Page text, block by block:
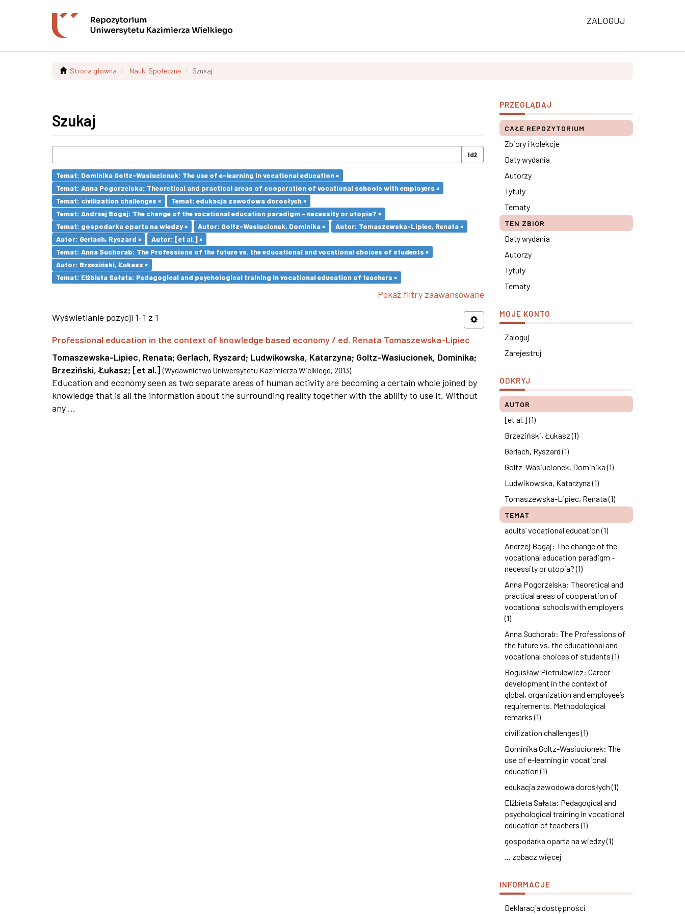
ZALOGUJ
Strona główna Nauki Społeczne Szukaj
Szukaj
Idź
Temat: Dominika Goltz-Wasiucionek: The use of e-learning in vocational education ×
Temat: Anna Pogorzelska: Theoretical and practical areas of cooperation of vocational schools with employers ×
Temat: civilization challenges ×
Temat: edukacja zawodowa dorosłych ×
Temat: Andrzej Bogaj: The change of the vocational education paradigm - necessity or utopia? ×
Temat: gospodarka oparta na wiedzy ×
Autor: Goltz-Wasiucionek, Dominika ×
Autor: Tomaszewska-Lipiec, Renata ×
Autor: Gerlach, Ryszard ×
Autor: [et al.] ×
Temat: Anna Suchorab: The Professions of the future vs. the educational and vocational choices of students ×
Autor: Brzeziński, Łukasz ×
Temat: Elżbieta Sałata: Pedagogical and psychological training in vocational education of teachers ×
Pokaż filtry zaawansowane
Wyświetlanie pozycji 1-1 z 1
Professional education in the context of knowledge based economy / ed. Renata Tomaszewska-Lipiec
Tomaszewska-Lipiec, Renata; Gerlach, Ryszard; Ludwikowska, Katarzyna; Goltz-Wasiucionek, Dominika;
Brzeziński, Łukasz; [et al.] (Wydawnictwo Uniwersytetu Kazimierza Wielkiego, 2013)
Education and economy seen as two separate areas of human activity are becoming a certain whole joined by
knowledge that is all the information about the surrounding reality together with the ability to use it. Without
any ...
PRZEGLĄDAJ
CAŁE REPOZYTORIUM
Zbiory i kolekcje
Daty wydania
Autorzy
Tytuły
Tematy
TEN ZBIÓR
Daty wydania
Autorzy
Tytuły
Tematy
MOJE KONTO
Zaloguj
Zarejestruj
ODKRYJ
AUTOR
[et al.] (1)
Brzeziński, Łukasz (1)
Gerlach, Ryszard (1)
Goltz-Wasiucionek, Dominika (1)
Ludwikowska, Katarzyna (1)
Tomaszewska-Lipiec, Renata (1)
TEMAT
adults’ vocational education (1)
Andrzej Bogaj: The change of the
vocational education paradigm -
necessity or utopia? (1)
Anna Pogorzelska: Theoretical and
practical areas of cooperation of
vocational schools with employers
(1)
Anna Suchorab: The Professions of
the future vs. the educational and
vocational choices of students (1)
Bogusław Pietrulewicz: Career
development in the context of
global, organization and employee’s
requirements. Methodological
remarks (1)
civilization challenges (1)
Dominika Goltz-Wasiucionek: The
use of e-learning in vocational
education (1)
edukacja zawodowa dorosłych (1)
Elżbieta Sałata: Pedagogical and
psychological training in vocational
education of teachers (1)
gospodarka oparta na wiedzy (1)
... zobacz więcej
INFORMACJE
Deklaracja dostępności